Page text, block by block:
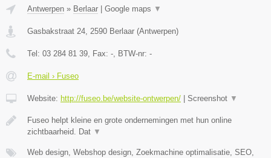
Antwerpen » Berlaar Google maps ▼
Gasbakstraat 24 2590 Berlaar (Antwerpen)
Tel: 03 284 81 39 , Fax: - , BTW-nr: -
E-mail › Fuseo
Website: http://fuseo.be/website-ontwerpen/ Screenshot ▼
Fuseo helpt kleine en grote ondernemingen met hun online
zichtbaarheid. Dat ▼
Web design, Webshop design, Zoekmachine optimalisatie, SEO,